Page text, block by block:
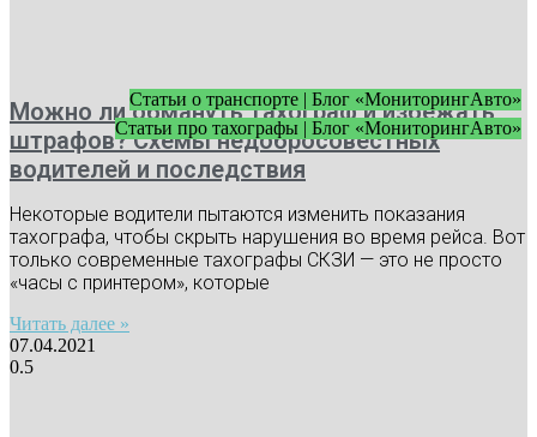
Статьи о транспорте | Блог «МониторингАвто»
Статьи про тахографы | Блог «МониторингАвто»
Можно ли обмануть тахограф и избежать
штрафов? Схемы недобросовестных
водителей и последствия
Некоторые водители пытаются изменить показания
тахографа, чтобы скрыть нарушения во время рейса. Вот
только современные тахографы СКЗИ — это не просто
«часы с принтером», которые
Читать далее »
07.04.2021